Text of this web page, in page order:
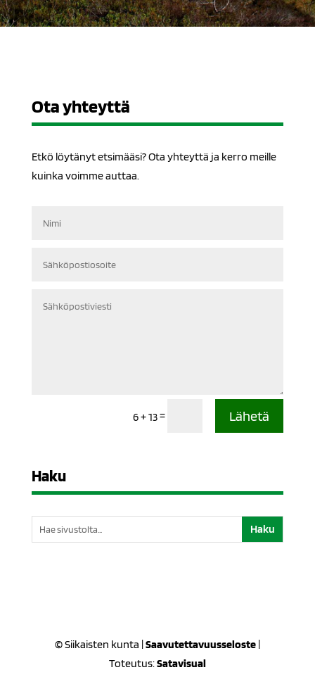
Ota yhteyttä
Etkö löytänyt etsimääsi? Ota yhteyttä ja kerro meille
kuinka voimme auttaa.
6 + 13= Lähetä
Haku
© Siikaisten kunta |Saavutettavuusseloste|
Toteutus:Satavisual